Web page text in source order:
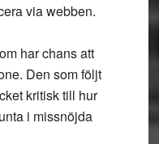
via webben.
har chans att
Den som följt
kritisk till hur
i missnöjda